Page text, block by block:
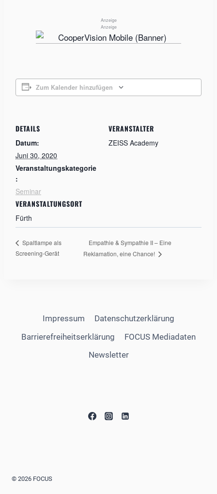
Anzeige
Anzeige
Zum Kalender hinzufügen
DETAILS
Datum:
Juni 30, 2020
Veranstaltungskategorie
:
Seminar
VERANSTALTUNGSORT
Fürth
VERANSTALTER
ZEISS Academy
Spaltlampe als
Screening-Gerät
Empathie & Sympathie II – Eine
Reklamation, eine Chance!
Impressum
Datenschutzerklärung
Barrierefreiheitserklärung
FOCUS Mediadaten
Newsletter
© 2026 FOCUS